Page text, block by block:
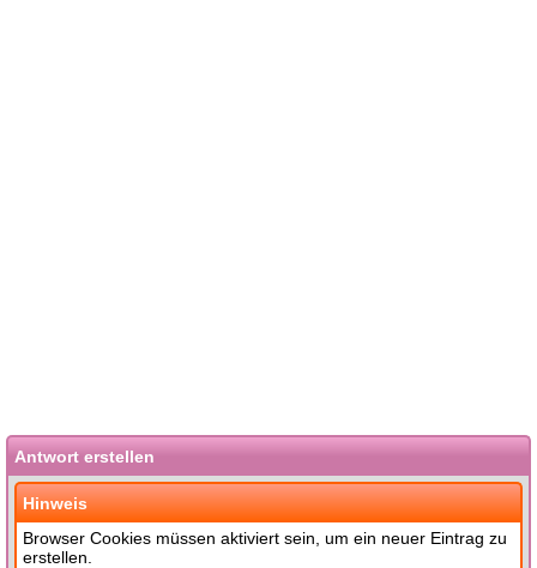
Antwort erstellen
Hinweis
Browser Cookies müssen aktiviert sein, um ein neuer Eintrag zu
erstellen.